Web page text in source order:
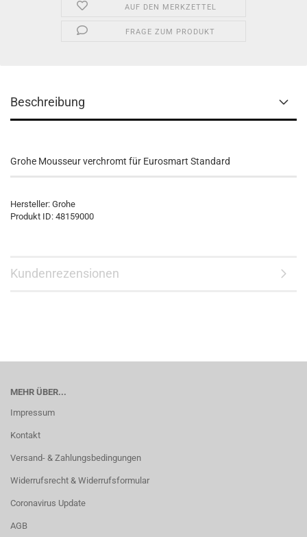
AUF DEN MERKZETTEL
FRAGE ZUM PRODUKT
Beschreibung
Grohe Mousseur verchromt für Eurosmart Standard
Hersteller: Grohe
Produkt ID: 48159000
Kundenrezensionen
MEHR ÜBER...
Impressum
Kontakt
Versand- & Zahlungsbedingungen
Widerrufsrecht & Widerrufsformular
Coronavirus Update
AGB